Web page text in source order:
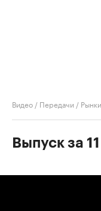
Видео / Передачи / Рынки
Выпуск за